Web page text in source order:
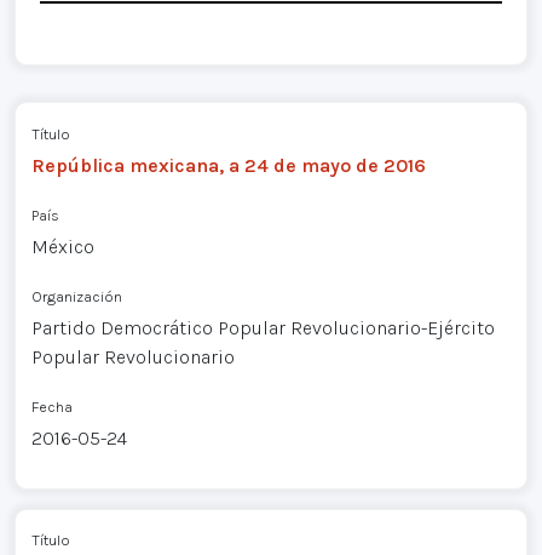
Título
República mexicana, a 24 de mayo de 2016
País
México
Organización
Partido Democrático Popular Revolucionario-Ejército
Popular Revolucionario
Fecha
2016-05-24
Título